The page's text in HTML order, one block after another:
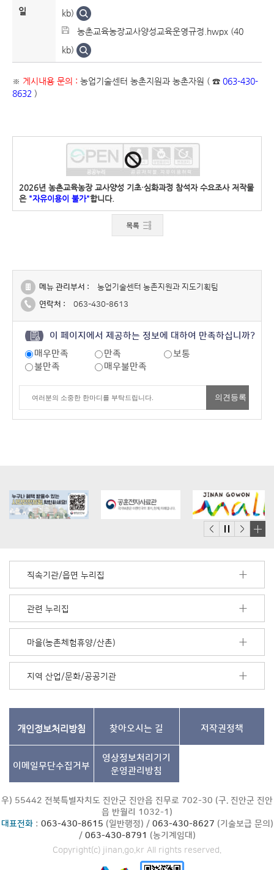
일
kb)
농촌교육농장교사양성교육운영규정.hwpx (40
kb)
※ 게시내용 문의 : 농업기술센터 농촌지원과 농촌자원 ( ☎ 063-430-
8632 )
2026년 농촌교육농장 교사양성 기초·심화과정 참석자 수요조사 저작물
은 "자유이용이 불가"합니다.
메뉴 관리부서 :
농업기술센터 농촌지원과 지도기획팀
연락처 :
063-430-8613
이 페이지에서 제공하는 정보에 대하여 만족하십니까?
매우만족
만족
보통
불만족
매우불만족
더
기
직속기관/읍면 누리집
관련 누리집
마을(농촌체험휴양/산촌)
지역 산업/문화/공공기관
개인정보처리방침 찾아오시는 길 저작권정책
이메일무단수집거부
영상정보처리기기
운영관리방침
우) 55442 전북특별자치도 진안군 진안읍 진무로 702-30 (구. 진안군 진안
읍 반월리 1032-1)
대표전화: 063-430-8615 (일반행정) / 063-430-8627 (기술보급 문의)
/ 063-430-8791 (농기계임대)
Copyright(c) jinan.go.kr All rights reserved.